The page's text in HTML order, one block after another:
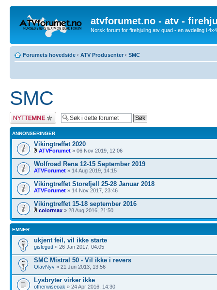
atvforumet.no - atv -
Norsk forum for firehjuling atv quad - en avdeling i
Forumets hovedside ‹ ATV Produsenter ‹ SMC
SMC
Legg inn et nytt
emne
ANNONSERINGER
Vikingtreffet 2020
ATVForumet » 06 Nov 2019, 12:06
Wolfroad Rena 12-15 September 2019
ATVForumet » 14 Aug 2019, 14:15
Vikingtreffet Storefjell 25-28 Januar 2018
ATVForumet » 14 Nov 2017, 23:46
Vikingtreffet 15-18 september 2016
colormax » 28 Aug 2016, 21:50
EMNER
ukjent feil, vil ikke starte
gislegutt » 26 Jan 2017, 04:05
SMC Mistral 50 - Vil ikke i revers
OlavNyv » 21 Jun 2013, 13:56
Lysbryter virker ikke
otherwiseoak » 24 Apr 2016, 14:30